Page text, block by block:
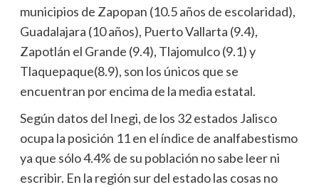
municipios de Zapopan (10.5 años de escolaridad),
Guadalajara (10 años), Puerto Vallarta (9.4),
Zapotlán el Grande (9.4), Tlajomulco (9.1) y
Tlaquepaque(8.9), son los únicos que se
encuentran por encima de la media estatal.
Según datos del Inegi, de los 32 estados Jalisco
ocupa la posición 11 en el índice de analfabestismo
ya que sólo 4.4% de su población no sabe leer ni
escribir. En la región sur del estado las cosas no